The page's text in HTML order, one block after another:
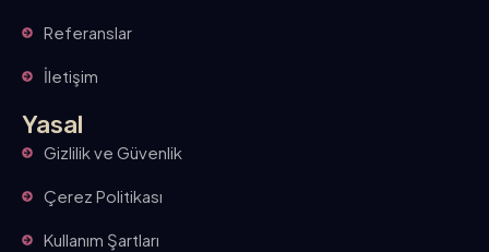
Referanslar
İletişim
Yasal
Gizlilik ve Güvenlik
Çerez Politikası
Kullanım Şartları